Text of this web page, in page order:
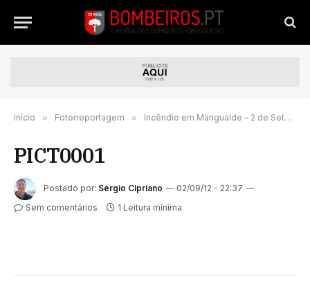
Início » Fotorreportagem » Incêndio em Mangualde – 2 de Setembro de 2012
PICT0001
Postado por: Sérgio Cipriano
02/09/12 - 22:37
Sem comentários
1 Leitura mínima